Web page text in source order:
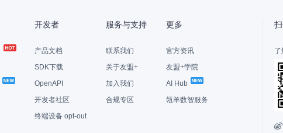
了

开发者
产品文档
SDK下载
OpenAPI
开发者社区
终端设备 opt-out
服务与支持
联系我们
关于友盟+
加入我们
合规专区
更多
官方资讯
友盟+学院
AI Hub
瓴羊数智服务